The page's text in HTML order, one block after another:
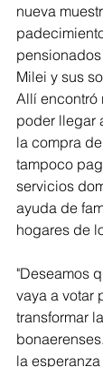
nueva
Milei y sus
Allí encontró
poder llegar
la compra
tampoco
servicios
ayuda de
hogares de
"Deseamos
vaya a votar
transformar
la